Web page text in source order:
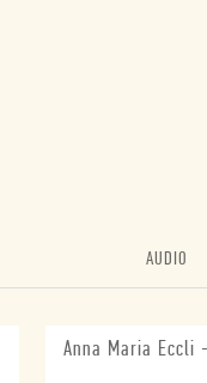
AUDIO
Anna Maria Eccli -